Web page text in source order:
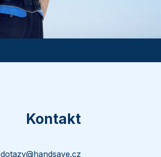
Kontakt
dotazy@handsave.cz